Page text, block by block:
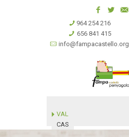
964 254 216
656 841 415
info@fampacastello.org
VAL
CAS